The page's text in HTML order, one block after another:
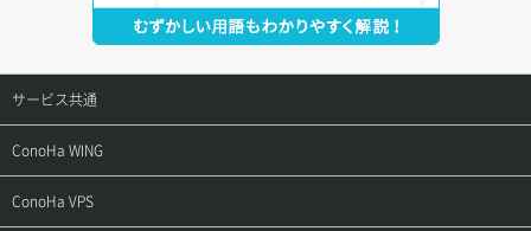
サービス共通
サポートトップ
ご契約・お支払い
ConoHa WING
サポートトップ
ConoHa VPS